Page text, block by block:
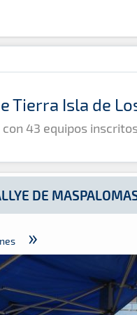
Tierra Isla de
43 equipos
DE
»